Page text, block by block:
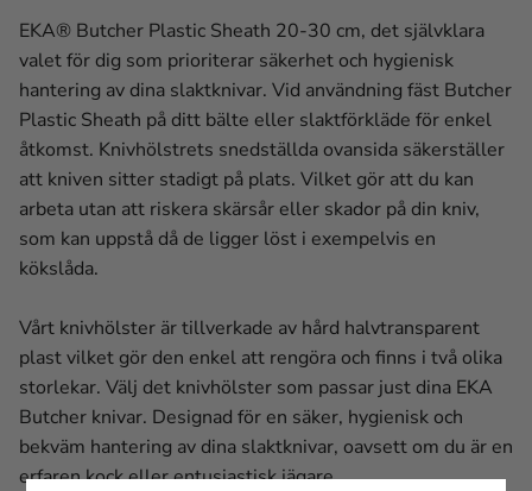
EKA® Butcher Plastic Sheath 20-30 cm, det självklara
valet för dig som prioriterar säkerhet och hygienisk
hantering av dina slaktknivar. Vid användning fäst Butcher
Plastic Sheath på ditt bälte eller slaktförkläde för enkel
åtkomst. Knivhölstrets snedställda ovansida säkerställer
att kniven sitter stadigt på plats. Vilket gör att du kan
arbeta utan att riskera skärsår eller skador på din kniv,
som kan uppstå då de ligger löst i exempelvis en
kökslåda.
Vårt knivhölster är tillverkade av hård halvtransparent
plast vilket gör den enkel att rengöra och finns i två olika
storlekar. Välj det knivhölster som passar just dina EKA
Butcher knivar. Designad för en säker, hygienisk och
bekväm hantering av dina slaktknivar, oavsett om du är en
erfaren kock eller entusiastisk jägare.